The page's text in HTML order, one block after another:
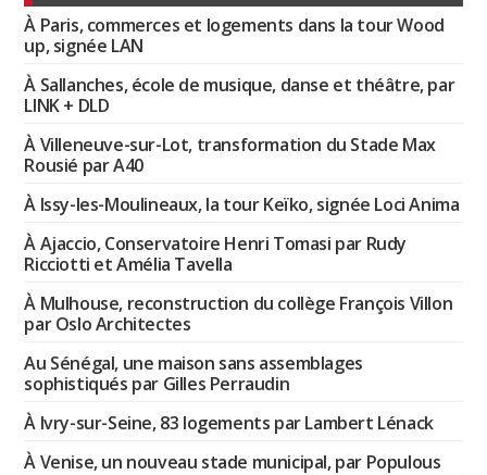
À Paris, commerces et logements dans la tour Wood
up, signée LAN
À Sallanches, école de musique, danse et théâtre, par
LINK + DLD
À Villeneuve-sur-Lot, transformation du Stade Max
Rousié par A40
À Issy-les-Moulineaux, la tour Keïko, signée Loci Anima
À Ajaccio, Conservatoire Henri Tomasi par Rudy
Ricciotti et Amélia Tavella
À Mulhouse, reconstruction du collège François Villon
par Oslo Architectes
Au Sénégal, une maison sans assemblages
sophistiqués par Gilles Perraudin
À Ivry-sur-Seine, 83 logements par Lambert Lénack
À Venise, un nouveau stade municipal, par Populous